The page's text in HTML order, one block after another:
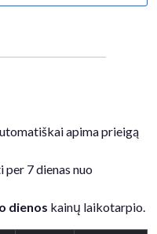
apima prieigą
7 dienas nuo
dienos kainų laikotarpio.